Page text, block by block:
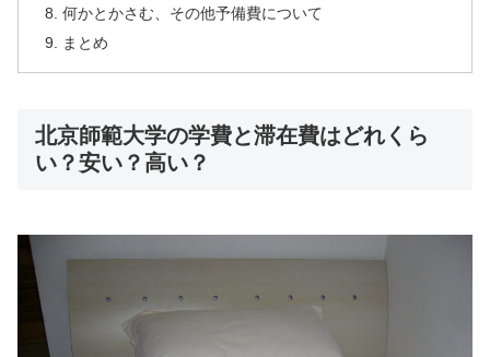
何かとかさむ、その他予備費について
まとめ
北京師範大学の学費と滞在費はどれくら
い？安い？高い？